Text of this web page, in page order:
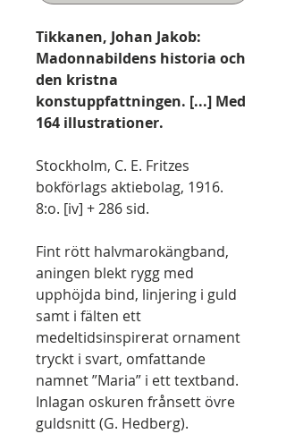
Tikkanen, Johan Jakob:
Madonnabildens historia och
den kristna
konstuppfattningen. [...] Med
164 illustrationer.
Stockholm, C. E. Fritzes
bokförlags aktiebolag, 1916.
8:o. [iv] + 286 sid.
Fint rött halvmarokängband,
aningen blekt rygg med
upphöjda bind, linjering i guld
samt i fälten ett
medeltidsinspirerat ornament
tryckt i svart, omfattande
namnet ”Maria” i ett textband.
Inlagan oskuren frånsett övre
guldsnitt (G. Hedberg).